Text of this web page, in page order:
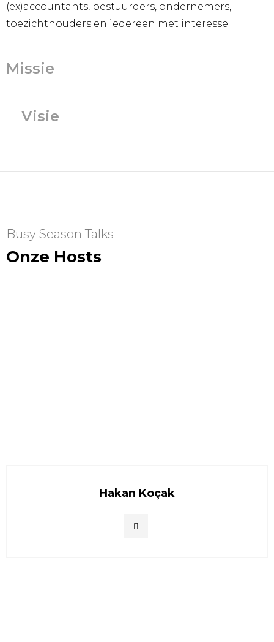
(ex)accountants, bestuurders, ondernemers,
toezichthouders en iedereen met interesse
Missie
Visie
Busy Season Talks
Onze Hosts
Hakan Koçak